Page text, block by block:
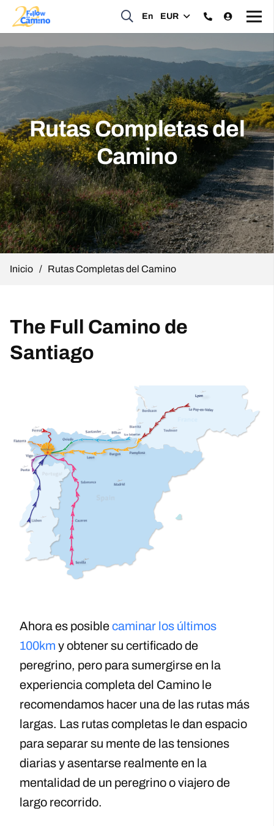
En EUR
Rutas Completas del
Camino
Inicio / Rutas Completas del Camino
The Full Camino de
Santiago
Ahora es posiblecaminar los últimos
100km y obtener su certificado de
peregrino, pero para sumergirse en la
experiencia completa del Camino le
recomendamos hacer una de las rutas más
largas. Las rutas completas le dan espacio
para separar su mente de las tensiones
diarias y asentarse realmente en la
mentalidad de un peregrino o viajero de
largo recorrido.